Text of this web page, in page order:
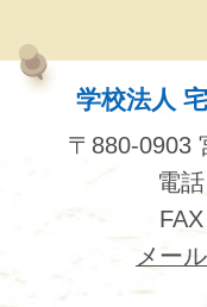
学校法人
〒880-0903
電話
メー